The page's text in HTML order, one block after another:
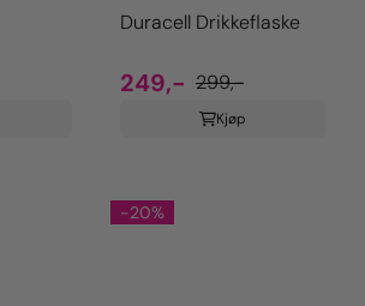
Duracell Drikkeflaske
249,- 299,-
Kjøp
-20%